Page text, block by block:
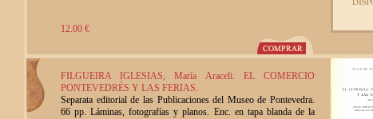
12.00 €
FILGUEIRA IGLESIAS, María Araceli. EL COMERCIO
PONTEVEDRÉS Y LAS FERIAS.
Separata editorial de las Publicaciones del Museo de Pontevedra.
66 pp. Láminas, fotografías y planos. Enc. en tapa blanda de la